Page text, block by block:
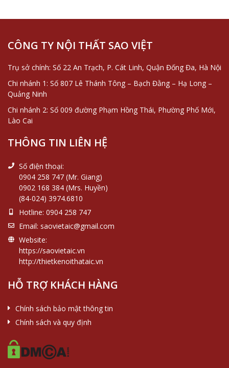
CÔNG TY NỘI THẤT SAO VIỆT
Trụ sở chính: Số 22 An Trạch, P. Cát Linh, Quận Đống Đa, Hà Nội
Chi nhánh 1: Số 807 Lê Thánh Tông – Bạch Đằng – Hạ Long –
Quảng Ninh
Chi nhánh 2: Số 009 đường Phạm Hồng Thái, Phường Phố Mới,
Lào Cai
THÔNG TIN LIÊN HỆ
Số điện thoại:
0904 258 747 (Mr. Giang)
0902 168 384 (Mrs. Huyền)
(84-024) 3974.6810
Hotline: 0904 258 747
Email: saovietaic@gmail.com
Website:
https://saovietaic.vn
http://thietkenoithataic.vn
HỖ TRỢ KHÁCH HÀNG
Chính sách bảo mật thông tin
Chính sách và quy định